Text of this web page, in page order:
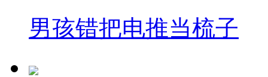
男孩错把电推当梳子